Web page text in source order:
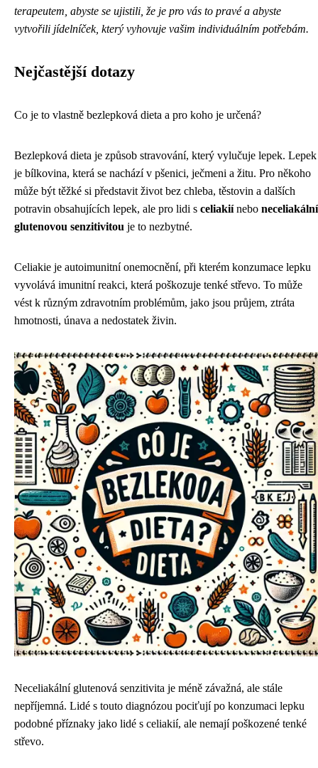
terapeutem, abyste se ujistili, že je pro vás to pravé a abyste
vytvořili jídelníček, který vyhovuje vašim individuálním potřebám.
Nejčastější dotazy
Co je to vlastně bezlepková dieta a pro koho je určená?
Bezlepková dieta je způsob stravování, který vylučuje lepek. Lepek
je bílkovina, která se nachází v pšenici, ječmeni a žitu. Pro někoho
může být těžké si představit život bez chleba, těstovin a dalších
potravin obsahujících lepek, ale pro lidi s celiakiínebo neceliakální
glutenovou senzitivitou je to nezbytné.
Celiakie je autoimunitní onemocnění, při kterém konzumace lepku
vyvolává imunitní reakci, která poškozuje tenké střevo. To může
vést k různým zdravotním problémům, jako jsou průjem, ztráta
hmotnosti, únava a nedostatek živin.
Neceliakální glutenová senzitivita je méně závažná, ale stále
nepříjemná. Lidé s touto diagnózou pociťují po konzumaci lepku
podobné příznaky jako lidé s celiakií, ale nemají poškozené tenké
střevo.